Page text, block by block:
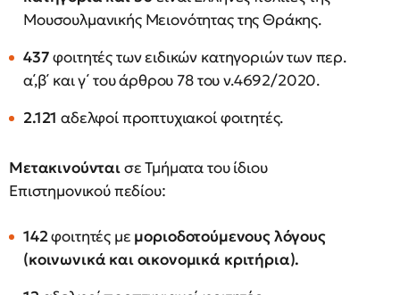
Μουσουλμανικής Μειονότητας της Θράκης.
437φοιτητές των ειδικών κατηγοριών των περ.
α΄,β΄ και γ΄ του άρθρου 78 του ν.4692/2020.
2.121 αδελφοί προπτυχιακοί φοιτητές.
Μετακινούνταισε Τμήματα του ίδιου
Επιστημονικού πεδίου:
142φοιτητές με μοριοδοτούμενους λόγους
(κοινωνικά και οικονομικά κριτήρια).